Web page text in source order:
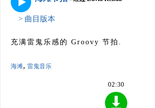
> 曲目版本
充满雷鬼乐感的 Groovy 节拍.
海滩, 雷鬼音乐
02:30